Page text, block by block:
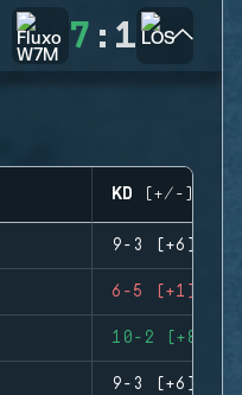
7 : 1
KD (+/-)
9-3 (+6)
6-5 (+1)
10-2 (+8)
9-3 (+6)